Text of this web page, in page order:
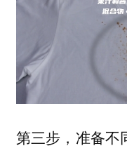
第三步，准备不